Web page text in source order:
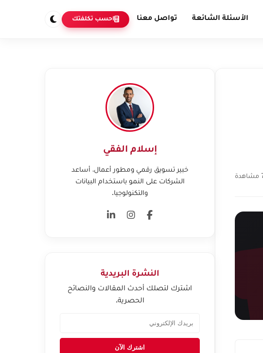
الأسئلة الشائعة تواصل معنا احسب تكلفتك
إسلام الفقي
خبير تسويق رقمي ومطور أعمال، أساعد
الشركات على النمو باستخدام البيانات
والتكنولوجيا.
النشرة البريدية
اشترك لتصلك أحدث المقالات والنصائح
الحصرية.
اشترك الآن